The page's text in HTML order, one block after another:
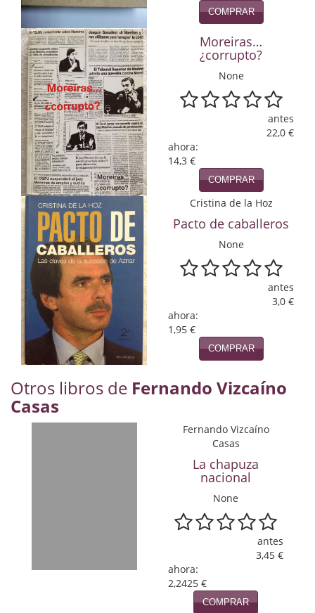
Infantil y juvenil
Infantil y juvenil. Nuevo!!
Infantil y juvenil. Nuevo!!!
Informática
Literatura fantástica
Literatura hispanoamericana
Local
Mafia y espionaje
Matemáticas
Medicina
Música
Naturaleza
COMPRAR
Moreiras…
¿corrupto?
None
antes
22,0 €
ahora:
14,3 €
COMPRAR
Cristina de la Hoz
Pacto de caballeros
None
antes
3,0 €
ahora:
1,95 €
COMPRAR
Otros libros de Fernando Vizcaíno
Casas
Fernando Vizcaíno
Casas
La chapuza
nacional
None
antes
3,45 €
ahora:
2,2425 €
COMPRAR